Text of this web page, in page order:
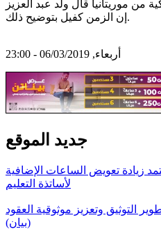
من موريتانيا قال ولد عبد العزيز
إن الزمن كفيل بتوضيح ذلك.
أربعاء, 06/03/2019 - 23:00
جديد الموقع
زيادة تعويض الساعات الإضافية
لأساتذة التعليم
التوثيق وتعزيز موثوقية العقود
(بيان)